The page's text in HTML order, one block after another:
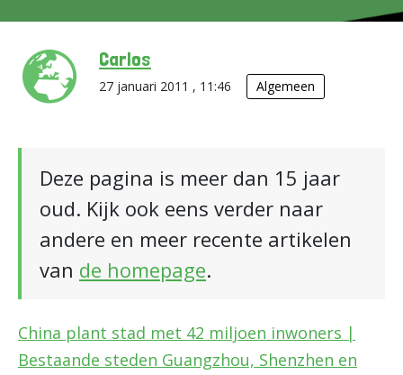
Carlos
27 januari 2011 , 11:46 Algemeen
Deze pagina is meer dan 15 jaar
oud. Kijk ook eens verder naar
andere en meer recente artikelen
van de homepage.
China plant stad met 42 miljoen inwoners |
Bestaande steden Guangzhou, Shenzhen en